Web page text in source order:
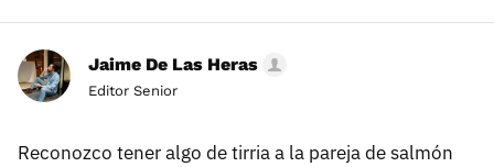
Jaime De Las Heras
Editor Senior
Reconozco tener algo de tirria a la pareja de salmón